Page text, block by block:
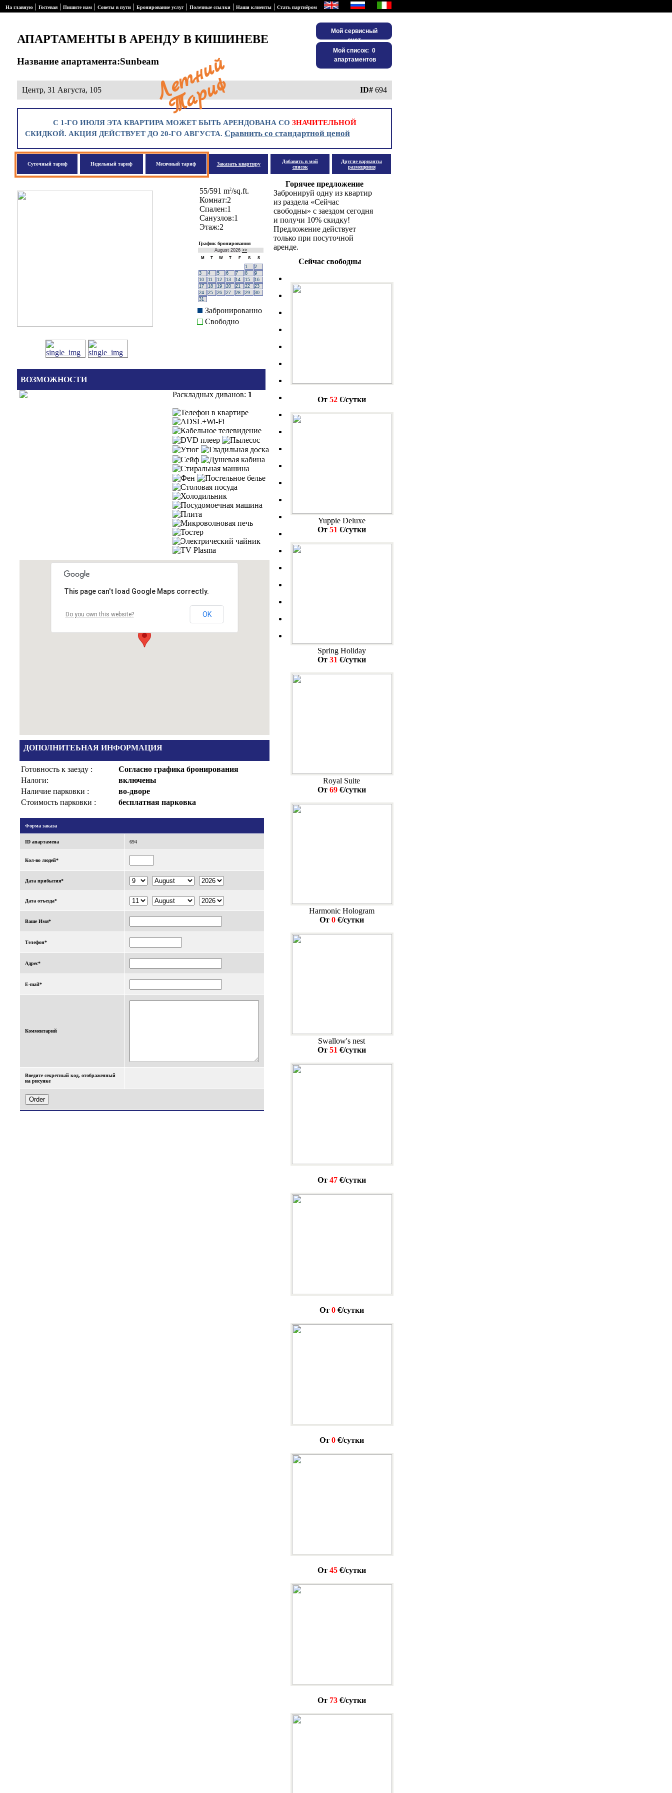
На главную | Гостевая | Пишите нам | Советы в пути | Бронирование услуг | Полезные ссылки | Наши клиенты | Стать партнёром
АПАРТАМЕНТЫ В АРЕНДУ В КИШИНЕВЕ
Название апартамента:Sunbeam
Мой сервисный
счет
Мой список: 0
апартаментов
ID# 694
Центр, 31 Августа, 105 Л
е
т
н
и
й
Т
а
р
и
ф
С 1-ГО ИЮЛЯ ЭТА КВАРТИРА МОЖЕТ БЫТЬ АРЕНДОВАНА СО ЗНАЧИТЕЛЬНОЙ
СКИДКОЙ. АКЦИЯ ДЕЙСТВУЕТ ДО 20-ГО АВГУСТА. Сравнить со стандартной ценой
Суточный тариф Недельный тариф Месячный тариф Заказать квартиру
Добавить в мой
список
Другие варианты
размещения
55/591 m2/sq.ft.
Комнат:2
Спален:1
Санузлов:1
Этаж:2
График бронирования
August 2026 >>
M T W T F S S
1
2
3
4 5 6 7 8
9
10
11 12 13 14 15
16
17
18 19 20 21 22
23
24
25 26 27 28 29
30
31
Забронированно
Свободно
ВОЗМОЖНОСТИ
Раскладных диванов: 1
This page can't load Google Maps correctly.
Do you own this website? OK
ДОПОЛНИТЕЬНАЯ ИНФОРМАЦИЯ
Готовность к заезду :
Согласно графика бронирования
Налоги:
включены
Наличие парковки :
во-дворе
Стоимость парковки :
бесплатная парковка
Форма заказа
ID апартаменa 694
Кол-во людей*
Дата прибытия*
Дата отъезда*
Ваше Имя*
Телефон*
Адрес*
E-mail*
Комментарий
Введите секретный код, отображенный
на рисунке
Горячее предложение
Забронируй одну из квартир
из раздела «Сейчас
свободны» с заездом сегодня
и получи 10% скидку!
Предложение действует
только при посуточной
аренде.
Сейчас свободны
От 52€/сутки
Yuppie Deluxe
От 51 €/сутки
Spring Holiday
От 31 €/сутки
Royal Suite
От 69€/сутки
Harmonic Hologram
От 0€/сутки
Swallow's nest
От 51 €/сутки
От 47€/сутки
От 0€/сутки
От 0€/сутки
От 45€/сутки
От 73€/сутки